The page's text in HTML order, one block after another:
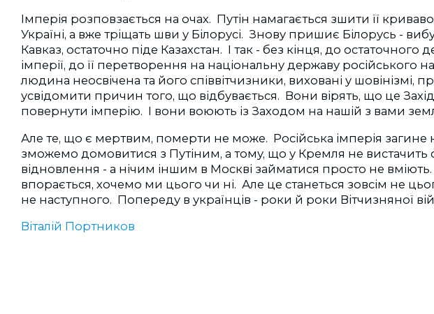
Імперія розповзається на очах. Путін намагається зшити її
Україні, а вже тріщать шви у Білорусі. Знову пришиє Білорусь -
Кавказ, остаточно піде Казахстан. І так - без кінця, до остаточного
імперії, до її перетворення на національну державу російського
людина неосвічена та його співвітчизники, виховані у шовінізмі,
усвідомити причин того, що відбувається. Вони вірять, що це
повернути імперію. І вони воюють із Заходом на нашій з вами
Але те, що є мертвим, померти не може. Російська імперія
зможемо домовитися з Путіним, а тому, що у Кремля не вистачить
відновлення - а нічим іншим в Москві займатися просто не
впорається, хочемо ми цього чи ні. Але це станеться зовсім не
не наступного. Попереду в українців - роки й роки Вітчизняної
Віталій Портников